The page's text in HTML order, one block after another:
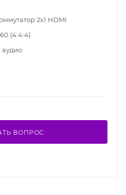
2х1 HDMI
(4:4:4)
ВОПРОС